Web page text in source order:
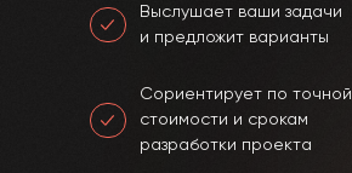
Сориентирует по точной
стоимости и срокам
разработки проекта
Выслушает ваши задачи
и предложит варианты